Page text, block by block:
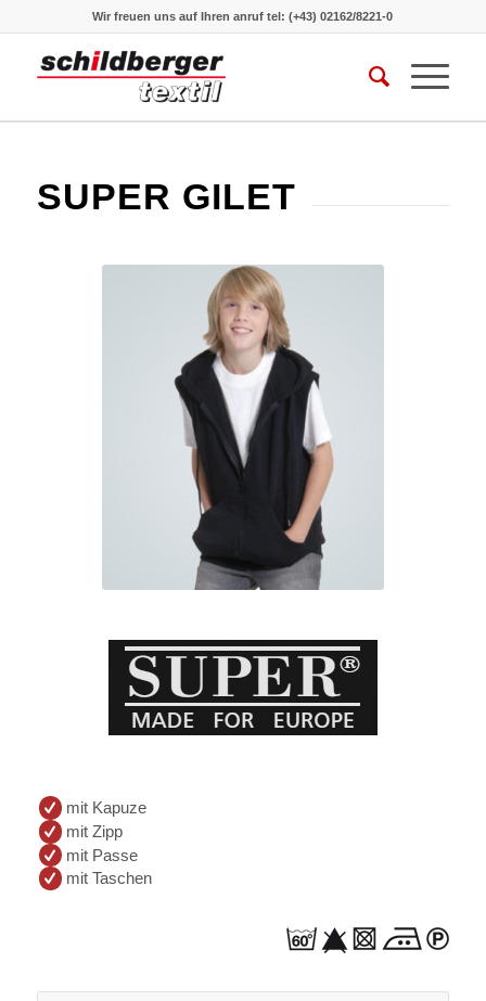
Wir freuen uns auf Ihren anruftel: (+43) 02162/8221-0
SUPER GILET
mit Kapuze
mit Zipp
mit Passe
mit Taschen